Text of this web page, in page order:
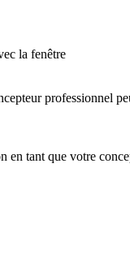
la fenêtre
professionnel
en tant que votre